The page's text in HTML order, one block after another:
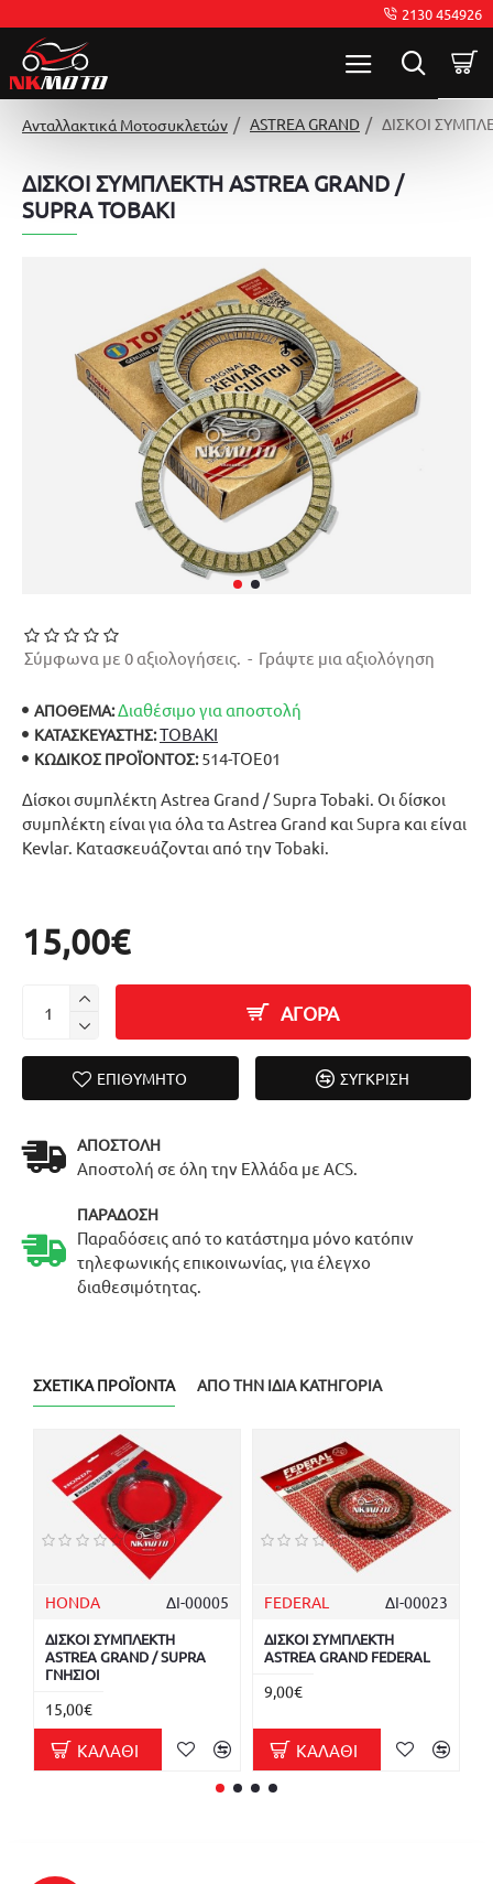
2130 454926
Ανταλλακτικά Μοτοσυκλετών ASTREA GRAND ΔΙΣΚΟΙ
ΔΙΣΚΟΙ ΣΥΜΠΛΕΚΤΗ ASTREA GRAND /
SUPRA TOBAKI
Δίσκοι συμπλέκτη Astrea Grand / Supra Tobaki. Οι δίσκοι
συμπλέκτη είναι για όλα τα Astrea Grand και Supra και είναι
Kevlar. Κατασκευάζονται από την Tobaki.
ΑΠΟΘΕΜΑ:Διαθέσιμο για αποστολή
ΚΑΤΑΣΚΕΥΑΣΤΉΣ:TOBAKI
ΚΩΔΙΚΌΣ ΠΡΟΪΌΝΤΟΣ: 514-TOE01
Σύμφωνα με 0 αξιολογήσεις. - Γράψτε μια αξιολόγηση
15,00€
ΑΓΟΡΑ
ΕΠΙΘΥΜΗΤΌ ΣΎΓΚΡΙΣΗ
ΑΠΟΣΤΟΛΉ
Αποστολή σε όλη την Ελλάδα με ACS.
ΠΑΡΆΔΟΣΗ
Παραδόσεις από το κατάστημα μόνο κατόπιν
τηλεφωνικής επικοινωνίας, για έλεγχο
διαθεσιμότητας.
ΣΧΕΤΙΚΆ ΠΡΟΪΌΝΤΑ ΑΠΌ ΤΗΝ ΊΔΙΑ ΚΑΤΗΓΟΡΊΑ
HONDA ΔΙ-00005
ΔΙΣΚΟΙ ΣΥΜΠΛΕΚΤΗ
ASTREA GRAND / SUPRA
ΓΝΗΣΙΟΙ
15,00€
ΚΑΛΆΘΙ
FEDERAL ΔΙ-00023
ΔΙΣΚΟΙ ΣΥΜΠΛΕΚΤΗ
ASTREA GRAND FEDERAL
9,00€
ΚΑΛΆΘΙ